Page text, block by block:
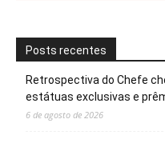
Posts recentes
Retrospectiva do Chefe
estátuas exclusivas e
6 de agosto de 2026